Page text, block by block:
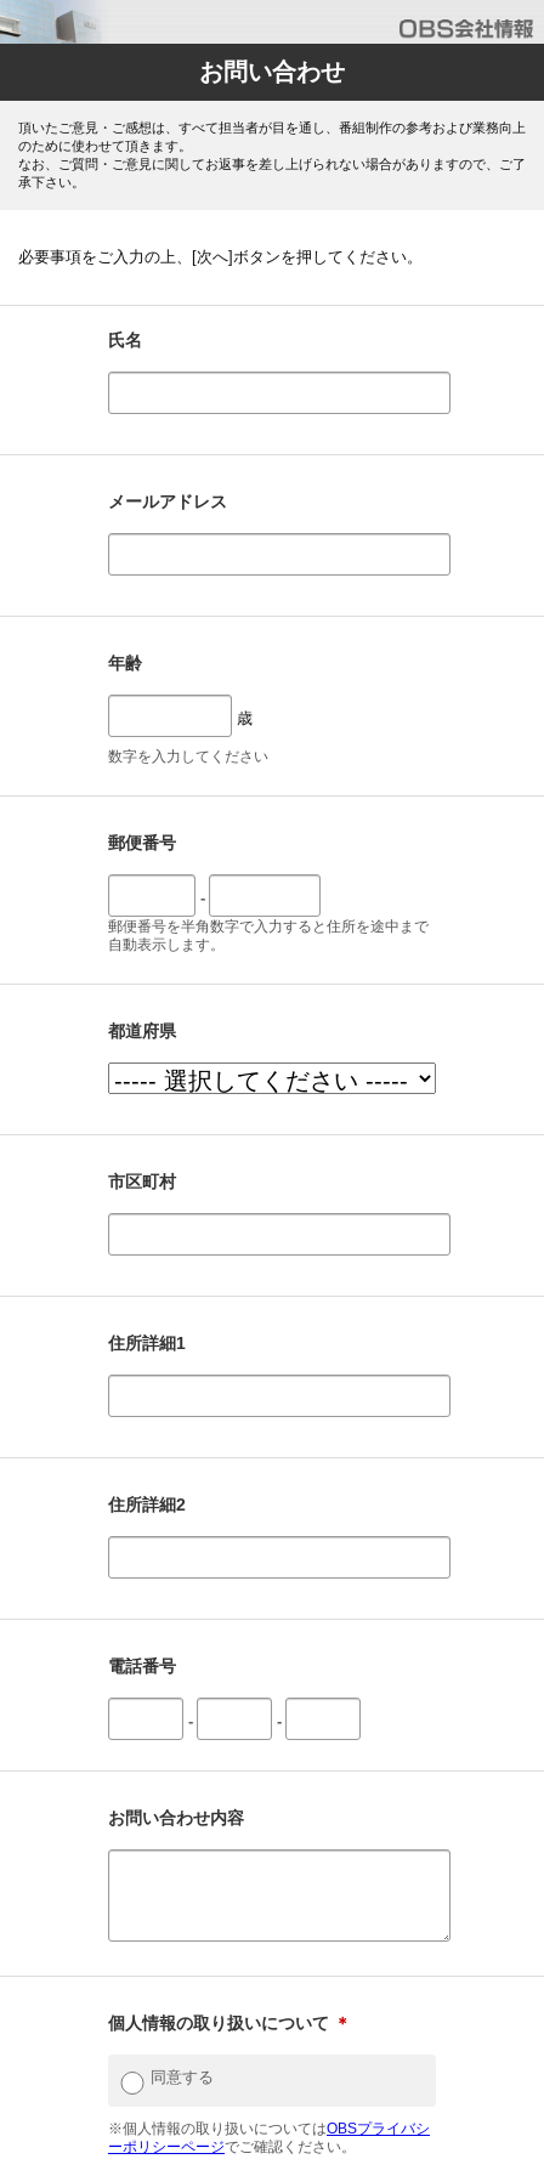
お問い合わせ
頂いたご意見・ご感想は、すべて担当者が目を通し、番組制作の参考および業務向上
のために使わせて頂きます。
なお、ご質問・ご意見に関してお返事を差し上げられない場合がありますので、ご了
承下さい。
必要事項をご入力の上、[次へ]ボタンを押してください。
氏名
メールアドレス
年齢
歳
数字を入力してください
郵便番号
-
郵便番号を半角数字で入力すると住所を途中まで
自動表示します。
都道府県
市区町村
住所詳細1
住所詳細2
電話番号
- -
お問い合わせ内容
個人情報の取り扱いについて ＊
同意する
※個人情報の取り扱いについてはOBSプライバシ
ーポリシーページでご確認ください。